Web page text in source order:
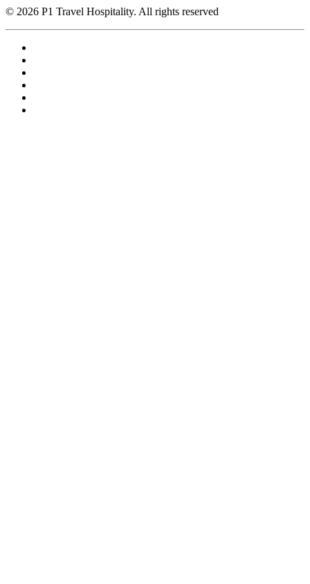
© 2026 P1 Travel Hospitality. All rights reserved